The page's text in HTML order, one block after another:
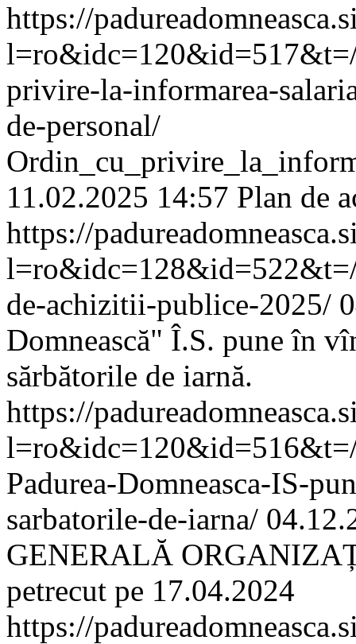
https://
privire-la-informarea-
de-personal/
11.02.2025 14:57 Plan de
https://
de-achizitii-publice-2025/
Domnească" Î.S. pune în
sărbătorile de iarnă.
https://
Padurea-Domneasca-IS-
sarbatorile-de-iarna/
GENERALĂ
petrecut pe 17.04.2024
https://